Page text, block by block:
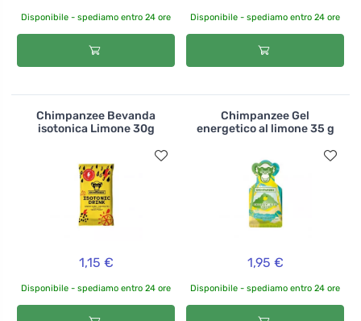
Disponibile - spediamo entro 24 ore Disponibile - spediamo entro 24 ore
Chimpanzee Bevanda
isotonica Limone 30g
1,15 €
Disponibile - spediamo entro 24 ore
Chimpanzee Gel
energetico al limone 35 g
1,95 €
Disponibile - spediamo entro 24 ore